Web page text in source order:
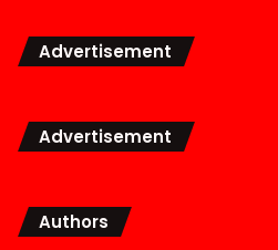
Advertisement
Advertisement
Authors